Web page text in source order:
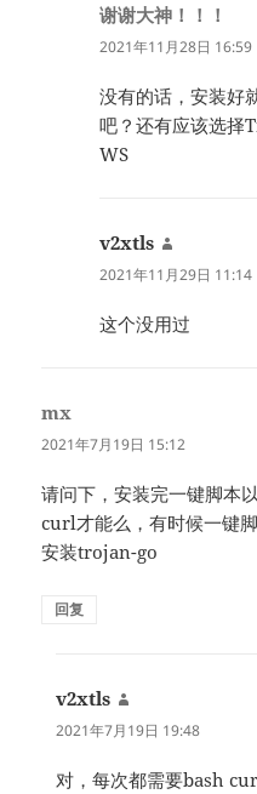
谢谢大神！！！
道：
2021年11月28日 16:59
没有的话，安装好
吧？还有应该选
WS
v2xtls
道：
2021年11月29日 11:14
这个没用过
mx
道：
2021年7月19日 15:12
请问下，安装完一键脚本
curl才能么，有时候一键
安装trojan-go
回复
v2xtls
道：
2021年7月19日 19:48
对，每次都需要bash